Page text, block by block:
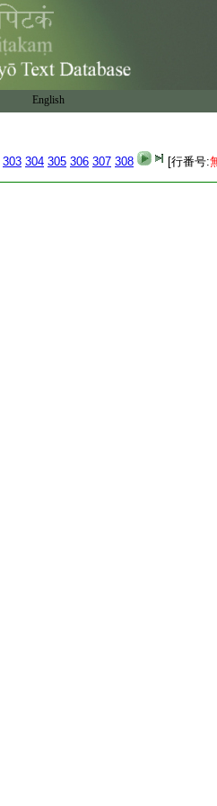
English
303 304 305 306 307 308 [行番号: